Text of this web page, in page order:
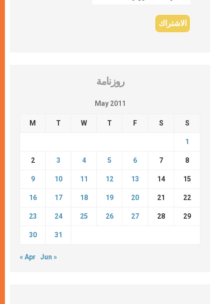
روزنامة
May 2011
M T W T F S S
1
2 3 4 5 6 7 8
9 10 11 12 13 14 15
16 17 18 19 20 21 22
23 24 25 26 27 28 29
30 31
« Apr Jun »